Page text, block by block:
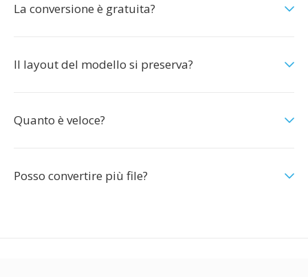
La conversione è gratuita?
Il layout del modello si preserva?
Quanto è veloce?
Posso convertire più file?